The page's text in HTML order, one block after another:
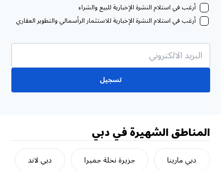
أرغب في استلام النشرة الإخبارية للبيع والشراء
أرغب في استلام النشرة الإخبارية للاستثمار الرأسمالي والتطوير العقاري
تسجيل
المناطق الشهيرة في دبي
دبي مارينا جزيرة نخلة جميرا دبي لاند